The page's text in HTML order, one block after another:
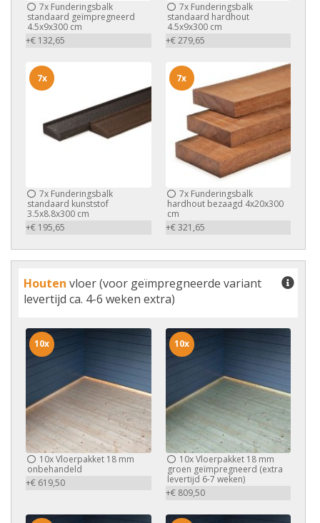
7x Funderingsbalk
standaard geïmpregneerd
4.5x9x300 cm
+€ 132,65
7xFunderingsbalk
standaard hardhout
4.5x9x300 cm
+€ 279,65
7x Funderingsbalk
standaard kunststof
3.5x8.8x300 cm
+€ 195,65
7x
7xFunderingsbalk
hardhout bezaagd 4x20x300
cm
+€ 321,65
7x
Houten vloer (voor geïmpregneerde variant
levertijd ca. 4-6 weken extra)
10xVloerpakket 18 mm
onbehandeld
+€ 619,50
10x
10xVloerpakket 18 mm
groen geïmpregneerd (extra
levertijd 6-7 weken)
+€ 809,50
10x